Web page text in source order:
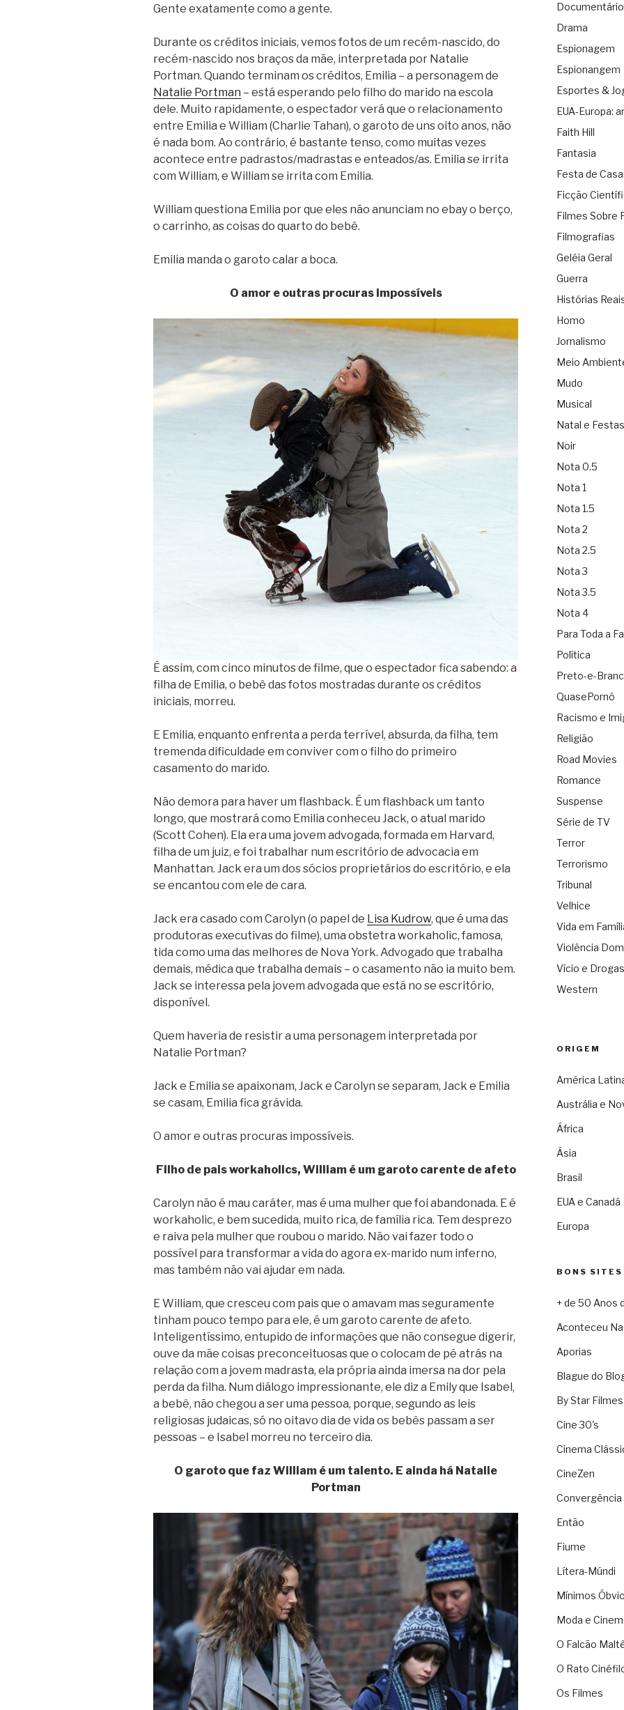
Gente exatamente como a gente.
Durante os créditos iniciais, vemos fotos de um recém-nascido, do
recém-nascido nos braços da mãe, interpretada por Natalie
Portman. Quando terminam os créditos, Emilia – a personagem de
Natalie Portman – está esperando pelo filho do marido na escola
dele. Muito rapidamente, o espectador verá que o relacionamento
entre Emilia e William (Charlie Tahan), o garoto de uns oito anos, não
é nada bom. Ao contrário, é bastante tenso, como muitas vezes
acontece entre padrastos/madrastas e enteados/as. Emilia se irrita
com William, e William se irrita com Emilia.
William questiona Emilia por que eles não anunciam no ebay o berço,
o carrinho, as coisas do quarto do bebê.
Emilia manda o garoto calar a boca.
O amor e outras procuras impossíveis
É assim, com cinco minutos de filme, que o espectador fica sabendo: a
filha de Emilia, o bebê das fotos mostradas durante os créditos
iniciais, morreu.
E Emilia, enquanto enfrenta a perda terrível, absurda, da filha, tem
tremenda dificuldade em conviver com o filho do primeiro
casamento do marido.
Não demora para haver um flashback. É um flashback um tanto
longo, que mostrará como Emilia conheceu Jack, o atual marido
(Scott Cohen). Ela era uma jovem advogada, formada em Harvard,
filha de um juiz, e foi trabalhar num escritório de advocacia em
Manhattan. Jack era um dos sócios proprietários do escritório, e ela
se encantou com ele de cara.
Jack era casado com Carolyn (o papel de Lisa Kudrow, que é uma das
produtoras executivas do filme), uma obstetra workaholic, famosa,
tida como uma das melhores de Nova York. Advogado que trabalha
demais, médica que trabalha demais – o casamento não ia muito bem.
Jack se interessa pela jovem advogada que está no se escritório,
disponível.
Quem haveria de resistir a uma personagem interpretada por
Natalie Portman?
Jack e Emilia se apaixonam, Jack e Carolyn se separam, Jack e Emilia
se casam, Emilia fica grávida.
O amor e outras procuras impossíveis.
Filho de pais workaholics, William é um garoto carente de afeto
Carolyn não é mau caráter, mas é uma mulher que foi abandonada. E é
workaholic, e bem sucedida, muito rica, de família rica. Tem desprezo
e raiva pela mulher que roubou o marido. Não vai fazer todo o
possível para transformar a vida do agora ex-marido num inferno,
mas também não vai ajudar em nada.
E William, que cresceu com pais que o amavam mas seguramente
tinham pouco tempo para ele, é um garoto carente de afeto.
Inteligentíssimo, entupido de informações que não consegue digerir,
ouve da mãe coisas preconceituosas que o colocam de pé atrás na
relação com a jovem madrasta, ela própria ainda imersa na dor pela
perda da filha. Num diálogo impressionante, ele diz a Emily que Isabel,
a bebê, não chegou a ser uma pessoa, porque, segundo as leis
religiosas judaicas, só no oitavo dia de vida os bebês passam a ser
pessoas – e Isabel morreu no terceiro dia.
O garoto que faz William é um talento. E ainda há Natalie
Portman
Documentário
Drama
Espionagem
Espionangem
Esportes &
EUA-Europa:
Faith Hill
Fantasia
Festa de
Ficção
Filmes Sobre
Filmografias
Geléia Geral
Guerra
Histórias
Homo
Jornalismo
Meio
Mudo
Musical
Natal e Festas
Noir
Nota 0.5
Nota 1
Nota 1.5
Nota 2
Nota 2.5
Nota 3
Nota 3.5
Nota 4
Para Toda a
Política
Preto-e-
QuasePornô
Racismo e
Religião
Road Movies
Romance
Suspense
Série de TV
Terror
Terrorismo
Tribunal
Velhice
Vida em
Violência
Vício e Drogas
Western
ORIGEM
América
Austrália e
África
Ásia
Brasil
EUA e Canadá
Europa
BONS SITES
+ de 50 Anos
Aconteceu
Aporias
Blague do
By Star Filmes
Cine 30's
Cinema
CineZen
Convergência
Então
Fiume
Lítera-Múndi
Mínimos
Moda e
O Falcão
O Rato
Os Filmes